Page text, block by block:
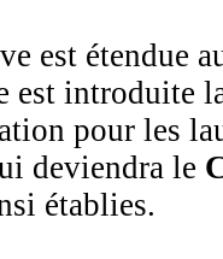
est étendue
est introduite
pour les
deviendra le
établies.